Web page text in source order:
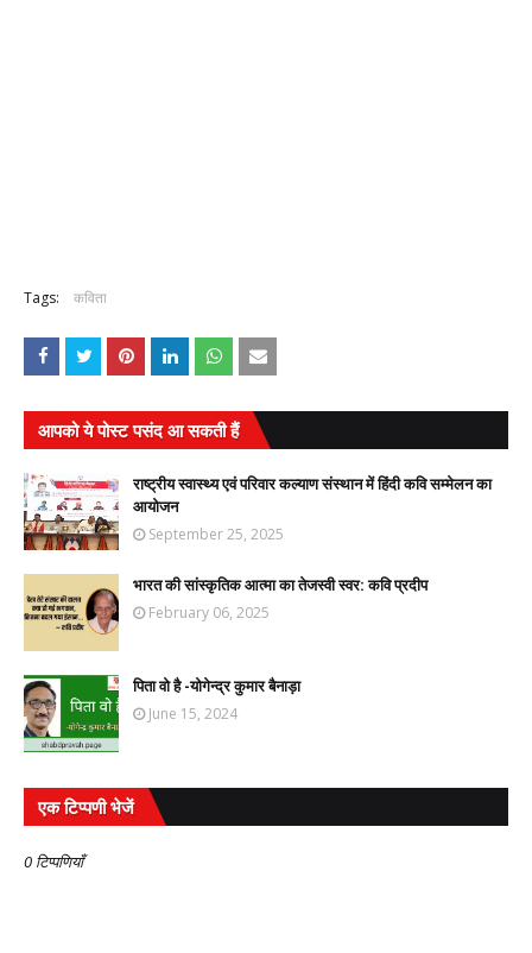
Tags: कविता
आपको ये पोस्ट पसंद आ सकती हैं
राष्ट्रीय स्वास्थ्य एवं परिवार कल्याण संस्थान में हिंदी कवि सम्मेलन का
आयोजन
September 25, 2025
भारत की सांस्कृतिक आत्मा का तेजस्वी स्वर: कवि प्रदीप
February 06, 2025
पिता वो है -योगेन्द्र कुमार बैनाड़ा
June 15, 2024
एक टिप्पणी भेजें
0 टिप्पणियाँ